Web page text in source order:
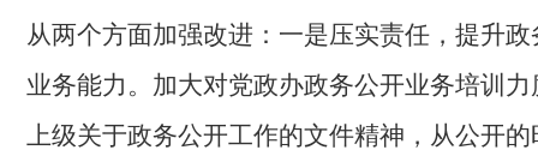
从两个方面加强改进： 一是压实责任，提升
业务能力。 加大对党政办政务公开业务培训
上级关于政务公开工作的文件精神，从公开